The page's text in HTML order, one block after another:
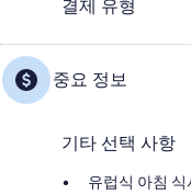
결제 유형
중요 정보
기타 선택 사항
유럽식 아침